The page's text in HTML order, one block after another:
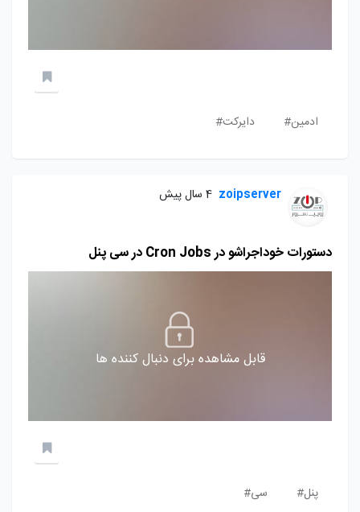
ادمین# دایرکت#
zoipserver 4 سال پیش
دستورات خوداجراشو در Cron Jobs در سی پنل
قابل مشاهده برای دنبال کننده ها
پنل# سی#